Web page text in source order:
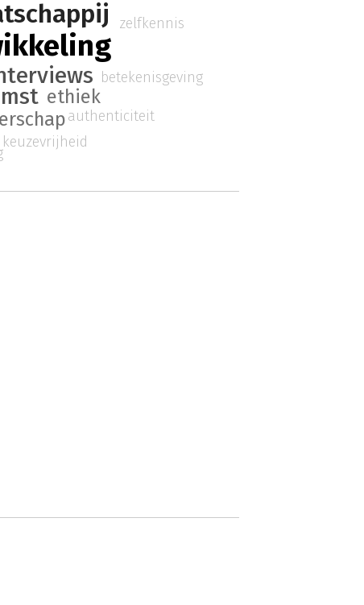
ethiek
betekenisgeving
authenticiteit
keuzevrijheid
zelfkennis